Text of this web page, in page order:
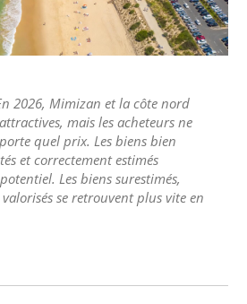
2026, Mimizan et la côte nord
mais les acheteurs ne
quel prix. Les biens bien
et correctement estimés
Les biens surestimés,
se retrouvent plus vite en